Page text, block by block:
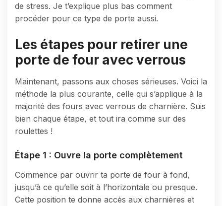
de stress. Je t’explique plus bas comment
procéder pour ce type de porte aussi.
Les étapes pour retirer une
porte de four avec verrous
Maintenant, passons aux choses sérieuses. Voici la
méthode la plus courante, celle qui s’applique à la
majorité des fours avec verrous de charnière. Suis
bien chaque étape, et tout ira comme sur des
roulettes !
Étape 1 : Ouvre la porte complètement
Commence par ouvrir ta porte de four à fond,
jusqu’à ce qu’elle soit à l’horizontale ou presque.
Cette position te donne accès aux charnières et